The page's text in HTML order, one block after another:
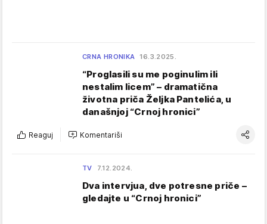
CRNA HRONIKA 16.3.2025.
“Proglasili su me poginulim ili
nestalim licem” – dramatična
životna priča Željka Pantelića, u
današnjoj “Crnoj hronici”
Reaguj Komentariši
TV 7.12.2024.
Dva intervjua, dve potresne priče –
gledajte u “Crnoj hronici”